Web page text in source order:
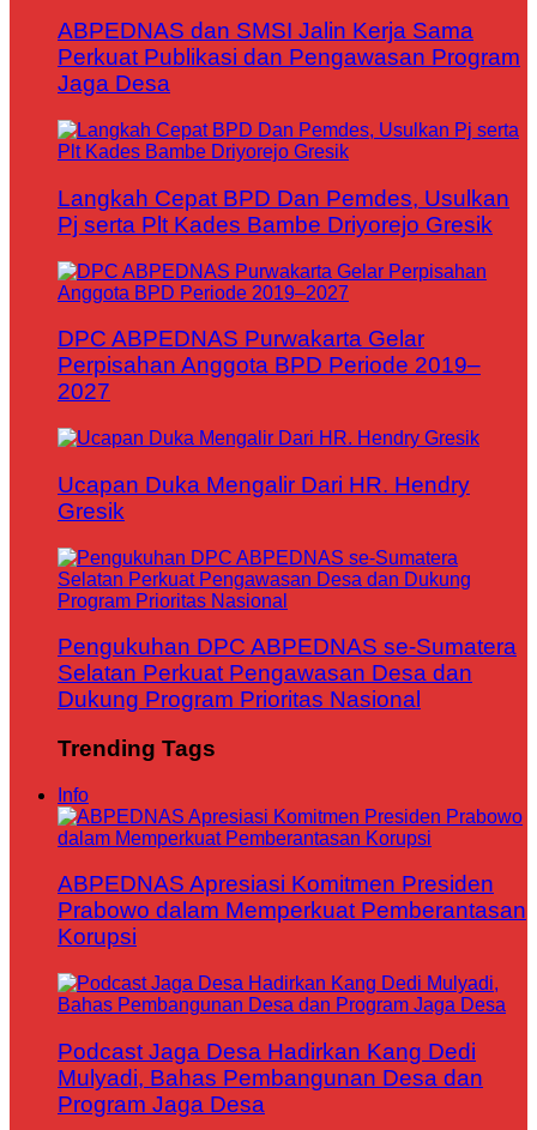
ABPEDNAS dan SMSI Jalin Kerja Sama
Perkuat Publikasi dan Pengawasan Program
Jaga Desa
Langkah Cepat BPD Dan Pemdes, Usulkan
Pj serta Plt Kades Bambe Driyorejo Gresik
DPC ABPEDNAS Purwakarta Gelar
Perpisahan Anggota BPD Periode 2019–
2027
Ucapan Duka Mengalir Dari HR. Hendry
Gresik
Pengukuhan DPC ABPEDNAS se-Sumatera
Selatan Perkuat Pengawasan Desa dan
Dukung Program Prioritas Nasional
Trending Tags
Info
ABPEDNAS Apresiasi Komitmen Presiden
Prabowo dalam Memperkuat Pemberantasan
Korupsi
Podcast Jaga Desa Hadirkan Kang Dedi
Mulyadi, Bahas Pembangunan Desa dan
Program Jaga Desa